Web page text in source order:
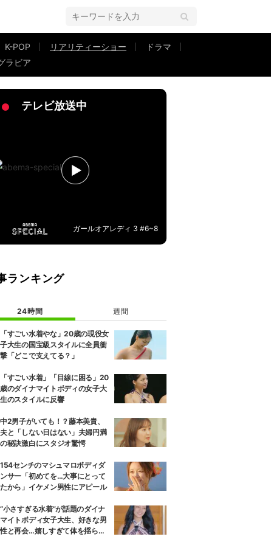
K-POP リアリティーショー
ドラマ
ラビア
タジオも驚きの展開に
テレビ放送中
ガールオアレディ 3 #6~8
ランキング
24時間 週間
「すごい水着やな」20歳の現役女
子大生の国宝級スタイルに全員衝
撃「どこで支えてる？」
「すごい水着」「目線に困る」20
歳のダイナマイトボディの女子大
生のスタイルに反響
中2男子がいても！？藤本美貴、
夫と「しない日はない」夫婦円満
の秘訣激白にスタジオ驚愕
154センチのマシュマロボディダ
ンサー「初めてを…大事にとって
たから」イケメン男性にアピール
“小さすぎる水着”が話題のダイナ
マイトボディ女子大生、好きな男
性と再会…嬉しすぎて体を揺らし